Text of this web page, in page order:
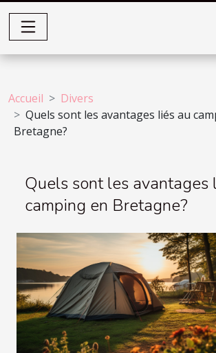
Accueil
Divers
Quels sont les avantages liés au
Bretagne?
Quels sont les avantages
camping en Bretagne?